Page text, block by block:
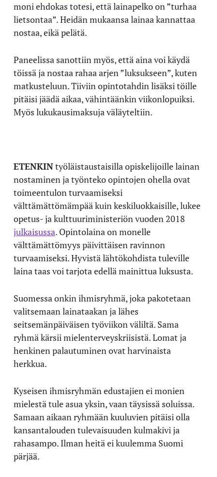
moni ehdokas totesi, että lainapelko on ”turhaa
lietsontaa”. Heidän mukaansa lainaa kannattaa
nostaa, eikä pelätä.
Paneelissa sanottiin myös, että aina voi käydä
töissä ja nostaa rahaa arjen ”luksukseen”, kuten
matkusteluun. Tiiviin opintotahdin lisäksi töille
pitäisi jäädä aikaa, vähintäänkin viikonlopuiksi.
Myös lukukausimaksuja väläyteltiin.
ETENKINtyöläistaustaisilla opiskelijoille lainan
nostaminen ja työnteko opintojen ohella ovat
toimeentulon turvaamiseksi
välttämättömämpää kuin keskiluokkaisille, lukee
opetus- ja kulttuuriministeriön vuoden 2018
julkaisussa. Opintolaina on monelle
välttämättömyys päivittäisen ravinnon
turvaamiseksi. Hyvistä lähtökohdista tuleville
laina taas voi tarjota edellä mainittua luksusta.
Suomessa onkin ihmisryhmä, joka pakotetaan
valitsemaan lainataakan ja lähes
seitsemänpäiväisen työviikon väliltä. Sama
ryhmä kärsii mielenterveyskriisistä. Lomat ja
henkinen palautuminen ovat harvinaista
herkkua.
Kyseisen ihmisryhmän edustajien ei monien
mielestä tule asua yksin, vaan täysissä soluissa.
Samaan aikaan ryhmään kuuluvien pitäisi olla
kansantalouden tulevaisuuden kulmakivi ja
rahasampo. Ilman heitä ei kuulemma Suomi
pärjää.